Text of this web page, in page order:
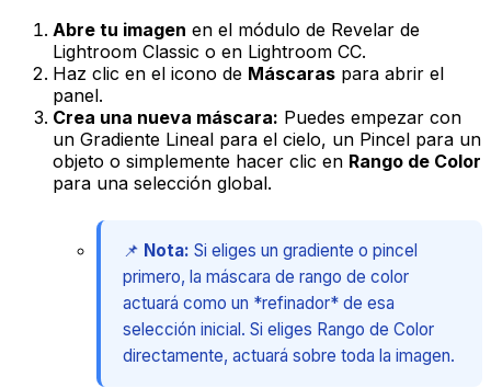
Abre tu imagen en el módulo de Revelar de
Lightroom Classic o en Lightroom CC.
Haz clic en el icono de Máscaras para abrir el
panel.
Crea una nueva máscara: Puedes empezar con
un Gradiente Lineal para el cielo, un Pincel para un
objeto o simplemente hacer clic en Rango de Color
para una selección global.
📌 Nota: Si eliges un gradiente o pincel
primero, la máscara de rango de color
actuará como un *refinador* de esa
selección inicial. Si eliges Rango de Color
directamente, actuará sobre toda la imagen.